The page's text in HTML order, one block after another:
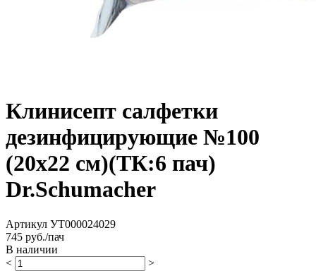
Клинисепт салфетки
дезинфицирующие №100
(20х22 см)(ТК:6 пач)
Dr.Schumacher
Артикул УТ000024029
745 руб./пач
В наличии
<
>